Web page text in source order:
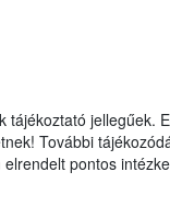
tájékoztató jellegűek.
További
pontos